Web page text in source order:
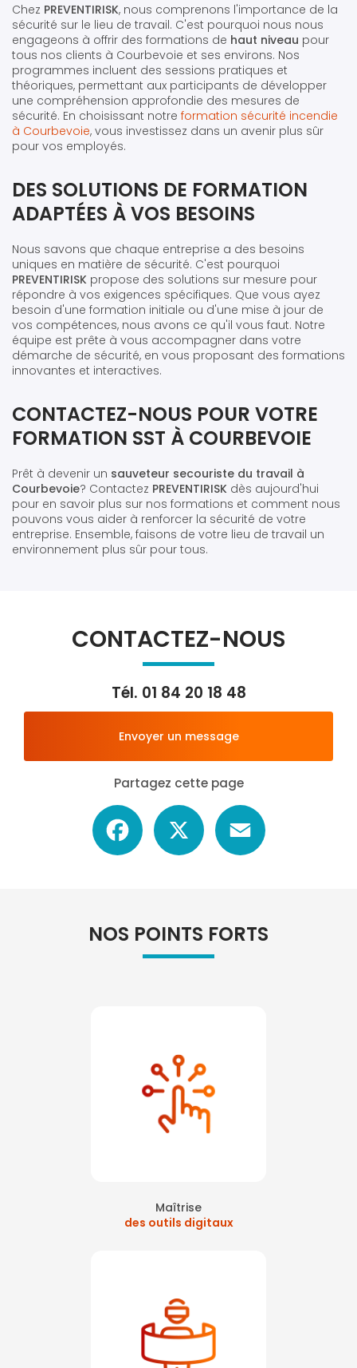
Chez PREVENTIRISK, nous comprenons l'importance de la
sécurité sur le lieu de travail. C'est pourquoi nous nous
engageons à offrir des formations de haut niveau pour
tous nos clients à Courbevoie et ses environs. Nos
programmes incluent des sessions pratiques et
théoriques, permettant aux participants de développer
une compréhension approfondie des mesures de
sécurité. En choisissant notre formation sécurité incendie
à Courbevoie, vous investissez dans un avenir plus sûr
pour vos employés.
DES SOLUTIONS DE FORMATION
ADAPTÉES À VOS BESOINS
Nous savons que chaque entreprise a des besoins
uniques en matière de sécurité. C'est pourquoi
PREVENTIRISK propose des solutions sur mesure pour
répondre à vos exigences spécifiques. Que vous ayez
besoin d'une formation initiale ou d'une mise à jour de
vos compétences, nous avons ce qu'il vous faut. Notre
équipe est prête à vous accompagner dans votre
démarche de sécurité, en vous proposant des formations
innovantes et interactives.
CONTACTEZ-NOUS POUR VOTRE
FORMATION SST À COURBEVOIE
Prêt à devenir un sauveteur secouriste du travail à
Courbevoie? Contactez PREVENTIRISK dès aujourd'hui
pour en savoir plus sur nos formations et comment nous
pouvons vous aider à renforcer la sécurité de votre
entreprise. Ensemble, faisons de votre lieu de travail un
environnement plus sûr pour tous.
CONTACTEZ-NOUS
Tél. 01 84 20 18 48
Envoyer un message
Partagez cette page
Facebook
NOS POINTS FORTS
Maîtrise
des outils digitaux